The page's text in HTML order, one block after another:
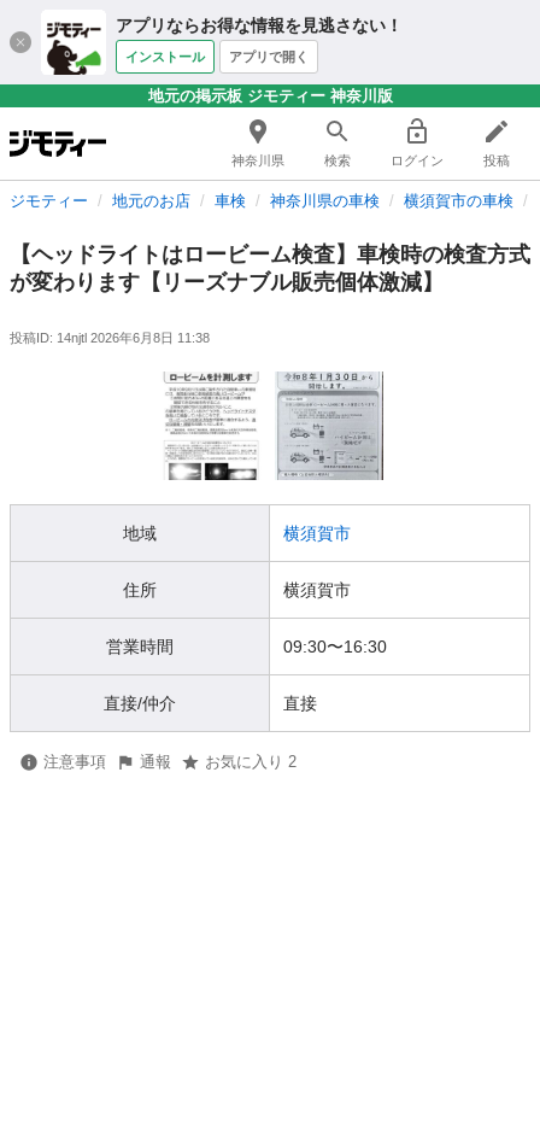
アプリならお得な情報を見逃さない！
インストール アプリで開く
地元の掲示板 ジモティー 神奈川版
神奈川県 検索 ログイン 投稿
ジモティー 地元のお店 車検 神奈川県の車検 横須賀市の車検
【ヘッドライトはロービーム検査】車検時の検査方式
が変わります【リーズナブル販売個体激減】
投稿ID: 14njtl 2026年6月8日 11:38
地域 横須賀市
住所 横須賀市
営業時間 09:30〜16:30
直接/仲介 直接
注意事項 通報 お気に入り 2